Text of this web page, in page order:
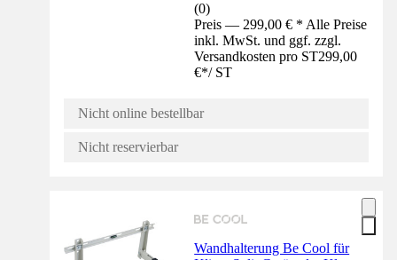
(0)
Preis — 299,00 € * Alle Preise
inkl. MwSt. und ggf. zzgl.
Versandkosten pro ST299,00
€*/ ST
Nicht online bestellbar
Nicht reservierbar
Wandhalterung Be Cool für